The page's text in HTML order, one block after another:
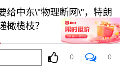
给中东\"物理断网\"，特朗
橄榄枝？
0 0